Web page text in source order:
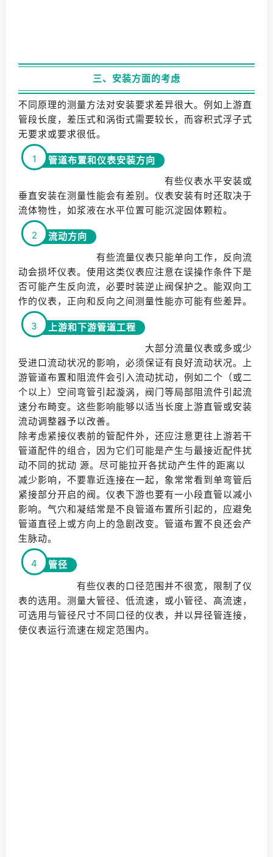
三、安装方面的考虑
不同原理的测量方法对安装要求差异很大。例如上游直
管段长度，差压式和涡街式需要较长，而容积式浮子式
无要求或要求很低。
1
管道布置和仪表安装方向
有些仪表水平安装或
垂直安装在测量性能会有差别。仪表安装有时还取决于
流体物性，如浆液在水平位置可能沉淀固体颗粒。
2
流动方向
有些流量仪表只能单向工作，反向流
动会损坏仪表。使用这类仪表应注意在误操作条件下是
否可能产生反向流，必要时装逆止阀保护之。能双向工
作的仪表，正向和反向之间测量性能亦可能有些差异。
3
上游和下游管道工程
大部分流量仪表或多或少
受进口流动状况的影响，必须保证有良好流动状况。上
游管道布置和阻流件会引入流动扰动，例如二个（或二
个以上）空间弯管引起漩涡，阀门等局部阻流件引起流
速分布畸变。这些影响能够以适当长度上游直管或安装
流动调整器予以改善。
除考虑紧接仪表前的管配件外，还应注意更往上游若干
管道配件的组合，因为它们可能是产生与最接近配件扰
动不同的扰动 源。尽可能拉开各扰动产生件的距离以
减少影响，不要靠近连接在一起，象常常看到单弯管后
紧接部分开启的阀。仪表下游也要有一小段直管以减小
影响。气穴和凝结常是不良管道布置所引起的，应避免
管道直径上或方向上的急剧改变。管道布置不良还会产
生脉动。
4
管径
有些仪表的口径范围并不很宽，限制了仪
表的选用。测量大管径、低流速，或小管径、高流速，
可选用与管径尺寸不同口径的仪表，并以异径管连接，
使仪表运行流速在规定范围内。